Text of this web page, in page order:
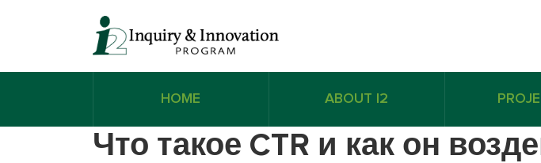
HOME ABOUT I2
Что такое CTR и как он